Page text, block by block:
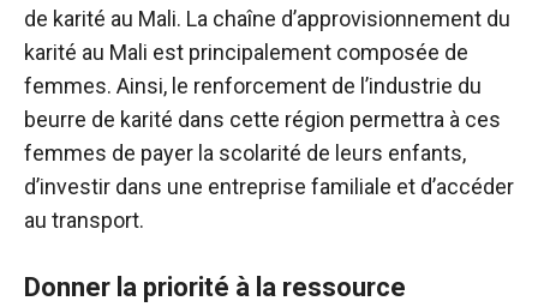
de karité au Mali. La chaîne d’approvisionnement du
karité au Mali est principalement composée de
femmes. Ainsi, le renforcement de l’industrie du
beurre de karité dans cette région permettra à ces
femmes de payer la scolarité de leurs enfants,
d’investir dans une entreprise familiale et d’accéder
au transport.
Donner la priorité à la ressource